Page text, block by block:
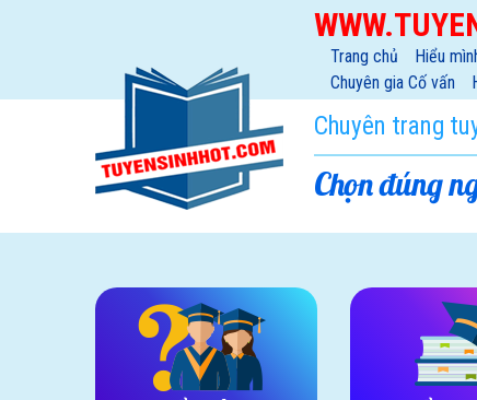
Trang chủ Hiểu
Chuyên gia Cố vấn
Chuyên trang
Chọn đúng